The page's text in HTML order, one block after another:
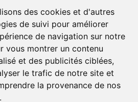
des cookies et d'autres
de suivi pour améliorer
de navigation sur notre
vous montrer un contenu
et des publicités ciblées,
le trafic de notre site et
la provenance de nos
les droits sont réservés.